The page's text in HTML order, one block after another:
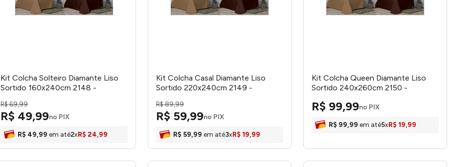
Kit Colcha Solteiro Diamante Liso
Sortido 160x240cm 2148 -
R$69,99
R$ 49,99no PIX
R$ 49,99 em até2xR$ 24,99
Kit Colcha Casal Diamante Liso
Sortido 220x240cm 2149 -
R$89,99
R$ 59,99no PIX
R$ 59,99 em até3xR$ 19,99
Kit Colcha Queen Diamante Liso
Sortido 240x260cm 2150 -
R$ 99,99no PIX
R$ 99,99 em até5xR$ 19,99